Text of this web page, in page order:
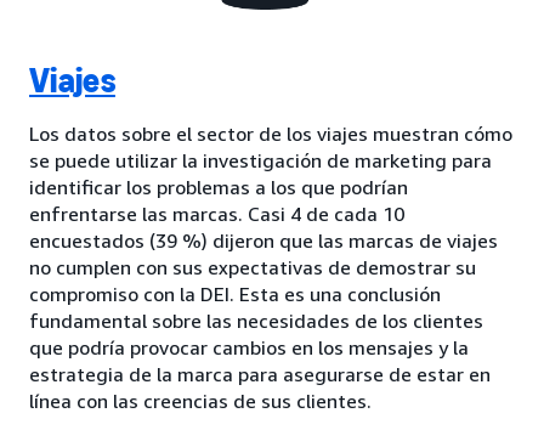
Viajes
Los datos sobre el sector de los viajes muestran cómo
se puede utilizar la investigación de marketing para
identificar los problemas a los que podrían
enfrentarse las marcas. Casi 4 de cada 10
encuestados (39 %) dijeron que las marcas de viajes
no cumplen con sus expectativas de demostrar su
compromiso con la DEI. Esta es una conclusión
fundamental sobre las necesidades de los clientes
que podría provocar cambios en los mensajes y la
estrategia de la marca para asegurarse de estar en
línea con las creencias de sus clientes.